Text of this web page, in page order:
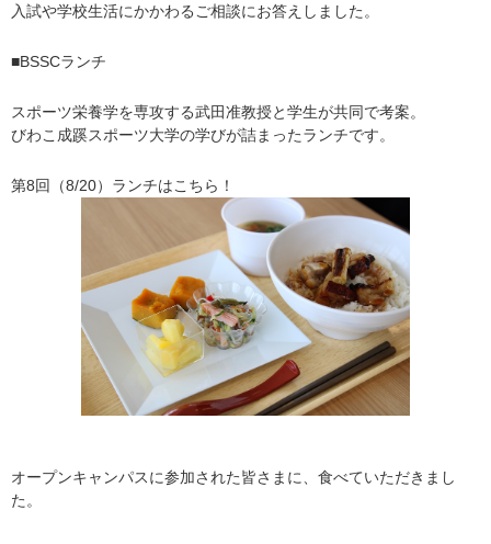
入試や学校生活にかかわるご相談にお答えしました。
■BSSCランチ
スポーツ栄養学を専攻する武田准教授と学生が共同で考案。
びわこ成蹊スポーツ大学の学びが詰まったランチです。
第8回（8/20）ランチはこちら！
オープンキャンパスに参加された皆さまに、食べていただきまし
た。